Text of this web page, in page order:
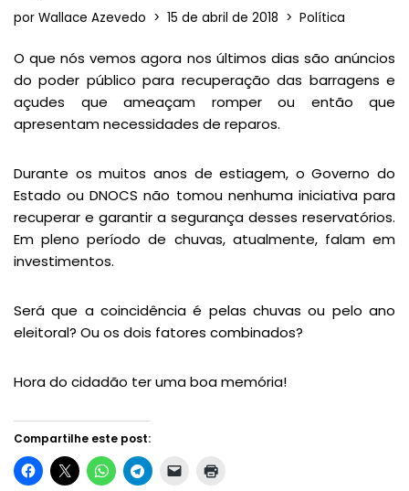
por Wallace Azevedo 15 de abril de 2018 Política
O que nós vemos agora nos últimos dias são anúncios
do poder público para recuperação das barragens e
açudes que ameaçam romper ou então que
apresentam necessidades de reparos.
Durante os muitos anos de estiagem, o Governo do
Estado ou DNOCS não tomou nenhuma iniciativa para
recuperar e garantir a segurança desses reservatórios.
Em pleno período de chuvas, atualmente, falam em
investimentos.
Será que a coincidência é pelas chuvas ou pelo ano
eleitoral? Ou os dois fatores combinados?
Hora do cidadão ter uma boa memória!
Compartilhe este post: